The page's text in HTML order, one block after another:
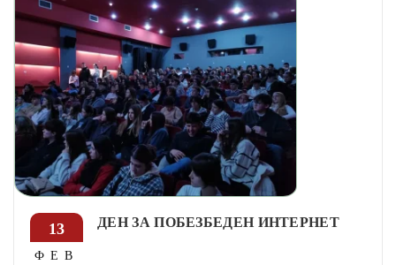
13
ФЕВ
ДЕН ЗА ПОБЕЗБЕДЕН ИНТЕРНЕТ